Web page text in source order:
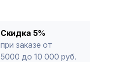
* -Для заказов, состоящих
продукции, максимальная скидка
Скидка 5%
при заказе от
5000 до 10 000 руб.